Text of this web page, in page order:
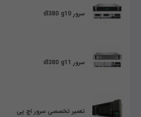
سرور dl380 g10
سرور dl380 g11
تعمیر تخصصی سرور اچ پی